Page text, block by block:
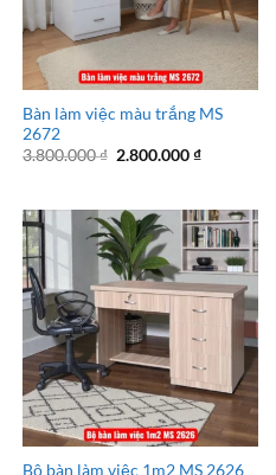
₫.
Bàn làm việc màu trắng MS
2672
3.800.000₫ Giá
2.800.000₫Giá
2.800.000
Bộ bàn làm việc 1m2 MS 2626